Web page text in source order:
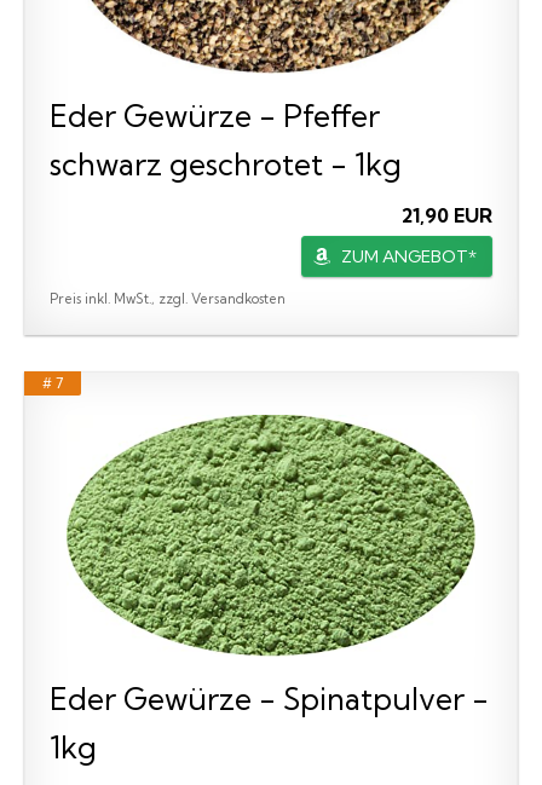
Eder Gewürze - Pfeffer
schwarz geschrotet - 1kg
21,90 EUR
ZUM ANGEBOT*
Preis inkl. MwSt., zzgl. Versandkosten
# 7
Eder Gewürze - Spinatpulver -
1kg